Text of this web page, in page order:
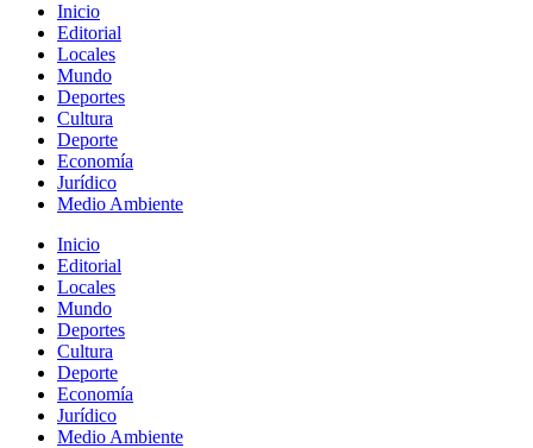
Inicio
Editorial
Locales
Mundo
Deportes
Cultura
Deporte
Economía
Jurídico
Medio Ambiente
Inicio
Editorial
Locales
Mundo
Deportes
Cultura
Deporte
Economía
Jurídico
Medio Ambiente